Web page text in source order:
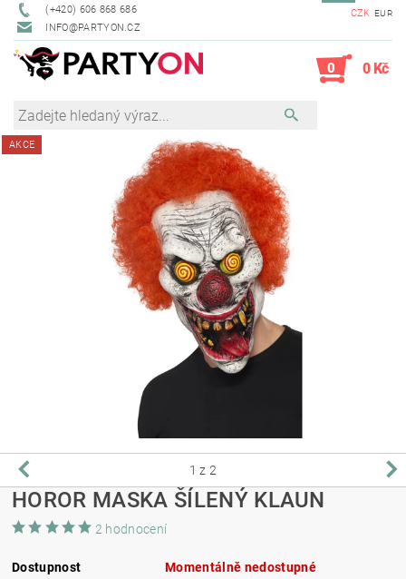
(+420) 606 868 686
INFO@PARTYON.CZ
CZK EUR
0 0 Kč
AKCE
1 z 2
HOROR MASKA ŠÍLENÝ KLAUN
2 hodnocení
Dostupnost
Momentálně nedostupné